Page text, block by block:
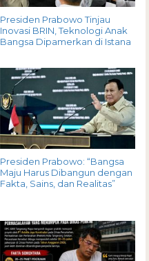
Presiden Prabowo Tinjau
Inovasi BRIN, Teknologi Anak
Bangsa Dipamerkan di Istana
Presiden Prabowo: “Bangsa
Maju Harus Dibangun dengan
Fakta, Sains, dan Realitas”